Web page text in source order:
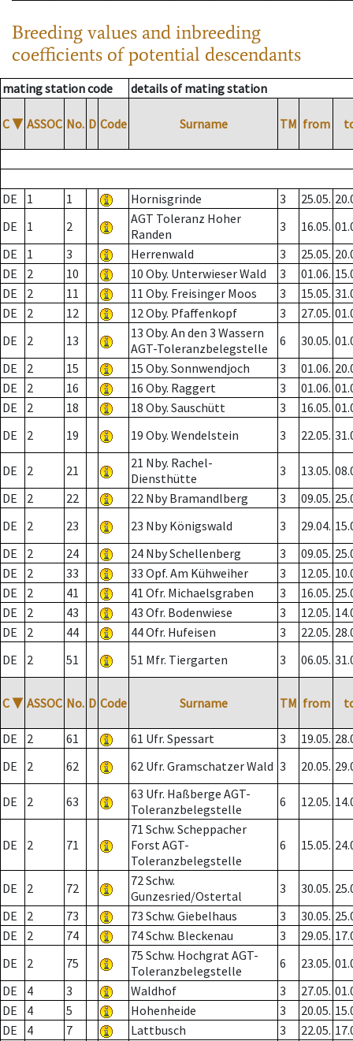
Breeding values and inbreeding
coefficients of potential descendants
mating station code details of mating station
C ▼ ASSOC No. D Code Surname TM from
DE 1 1 Hornisgrinde 3 25.05.
DE
1 2
AGT Toleranz Hoher
Randen
3 16.05.
DE
1 3 Herrenwald 3 25.05.
DE
2 10 10 Oby. Unterwieser Wald 3 01.06.
DE
2 11 11 Oby. Freisinger Moos 3 15.05.
DE
2 12 12 Oby. Pfaffenkopf 3 27.05.
DE
2 13
13 Oby. An den 3 Wassern
AGT-Toleranzbelegstelle
6 30.05.
DE
2 15 15 Oby. Sonnwendjoch 3 01.06.
DE
2 16 16 Oby. Raggert 3 01.06.
DE
2 18 18 Oby. Sauschütt 3 16.05.
DE
2 19 19 Oby. Wendelstein 3 22.05.
DE 2 21
21 Nby. Rachel-
Diensthütte
3 13.05.
DE
2 22 22 Nby Bramandlberg 3 09.05.
DE
2 23 23 Nby Königswald 3 29.04.
DE
2 24 24 Nby Schellenberg 3 09.05.
DE
2 33 33 Opf. Am Kühweiher 3 12.05.
DE
2 41 41 Ofr. Michaelsgraben 3 16.05.
DE
2 43 43 Ofr. Bodenwiese 3 12.05.
DE
2 44 44 Ofr. Hufeisen 3 22.05.
DE
2 51 51 Mfr. Tiergarten 3 06.05.
C ▼ ASSOC No. D Code Surname TM from
DE 2 61 61 Ufr. Spessart 3 19.05.
DE
2 62 62 Ufr. Gramschatzer Wald 3 20.05.
DE 2 63
63 Ufr. Haßberge AGT-
Toleranzbelegstelle
6 12.05.
DE 2 71
71 Schw. Scheppacher
Forst AGT-
Toleranzbelegstelle
6 15.05.
DE 2 72
72 Schw.
Gunzesried/Ostertal
3 30.05.
DE
2 73 73 Schw. Giebelhaus 3 30.05.
DE
2 74 74 Schw. Bleckenau 3 29.05.
DE
2 75
75 Schw. Hochgrat AGT-
Toleranzbelegstelle
6 23.05.
DE
4 3 Waldhof 3 27.05.
DE
4 5 Hohenheide 3 20.05.
DE
4 7 Lattbusch 3 22.05.